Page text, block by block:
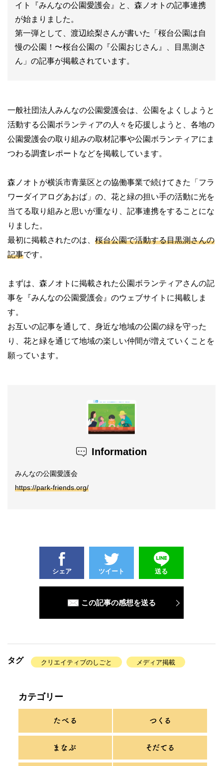
イト『みんなの公園愛護会』と、森ノオトの記事連携
が始まりました。
第一弾として、渡辺絵梨さんが書いた「桜台公園は自
慢の公園！〜桜台公園の『公園おじさん』、目黒測さ
ん」の記事が掲載されています。
一般社団法人みんなの公園愛護会は、公園をよくしようと
活動する公園ボランティアの人々を応援しようと、各地の
公園愛護会の取り組みの取材記事や公園ボランティアにま
つわる調査レポートなどを掲載しています。
森ノオトが横浜市青葉区との協働事業で続けてきた「フラ
ワーダイアログあおば」の、花と緑の担い手の活動に光を
当てる取り組みと思いが重なり、記事連携をすることにな
りました。
最初に掲載されたのは、 桜台公園で活動する目黒測さんの
記事です。
まずは、森ノオトに掲載された公園ボランティアさんの記
事を『みんなの公園愛護会』のウェブサイトに掲載しま
す。
お互いの記事を通して、身近な地域の公園の緑を守った
り、花と緑を通じて地域の楽しい仲間が増えていくことを
願っています。
Information
みんなの公園愛護会
https://park-friends.org/
シェア ツイート 送る
この記事の感想を送る
タグ クリエイティブのしごと メディア掲載
カテゴリー